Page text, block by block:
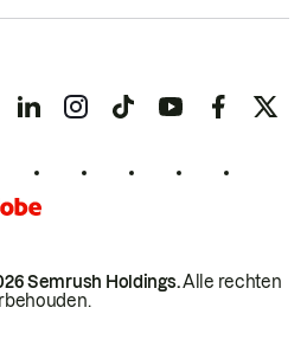
Semrush Holdings.Alle rechten